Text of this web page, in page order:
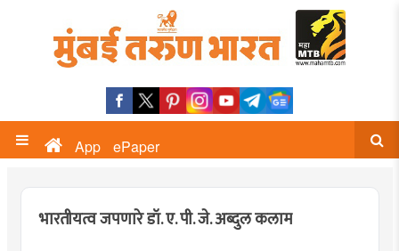
App ePaper
भारतीयत्व जपणारे डॉ. ए. पी. जे. अब्दुल कलाम